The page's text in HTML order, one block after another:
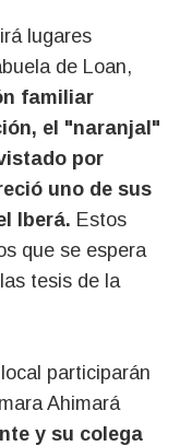
lugares
de Loan,
familiar
el "naranjal"
por
uno de sus
Iberá. Estos
que se espera
tesis de la
participarán
Ahimará
y su colega